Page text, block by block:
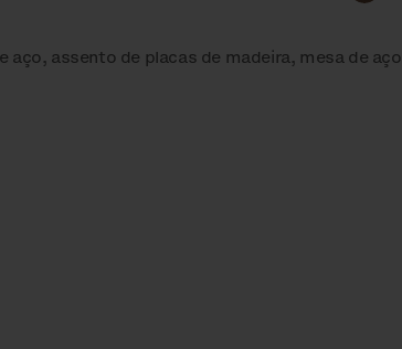
aço, assento de placas de madeira, mesa de aço